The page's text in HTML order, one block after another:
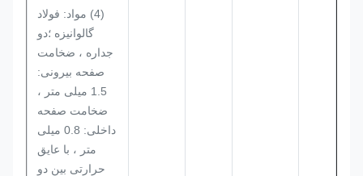
(4) مواد: فولاد
گالوانیزه ؛دو
جداره ، ضخامت
صفحه بیرونی:
1.5 میلی متر ،
ضخامت صفحه
داخلی: 0.8 میلی
متر ، با عایق
حرارتی بین دو